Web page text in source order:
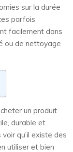
sur la durée
parfois
facilement dans
ou de nettoyage
un produit
durable et
qu’il existe des
utiliser et bien